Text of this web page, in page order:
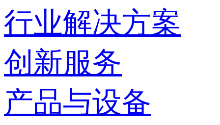
行业解决方案
创新服务
产品与设备